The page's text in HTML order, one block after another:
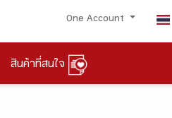
One Account
สินค้าที่สนใจ